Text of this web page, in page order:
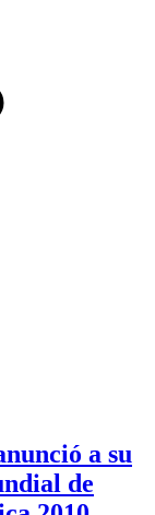
a su
de